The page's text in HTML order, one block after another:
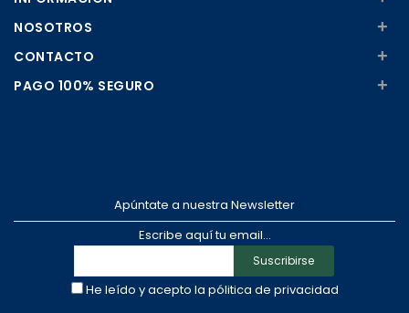
NOSOTROS +
CONTACTO +
PAGO 100% SEGURO +
Apúntate a nuestra Newsletter
Escribe aquí tu email...
Suscribirse
He leído y acepto la pólitica de privacidad